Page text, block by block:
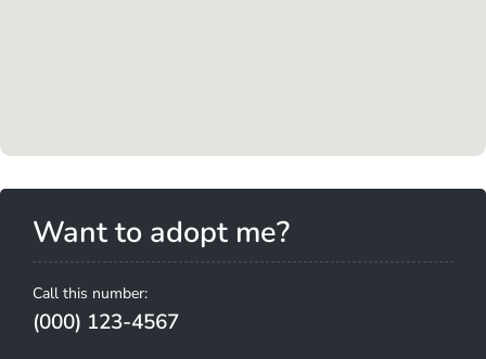
Want to adopt me?
Call this number:
(000) 123-4567